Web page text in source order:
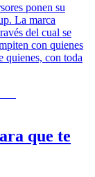
ponen su
La marca
del cual se
con quienes
quienes, con toda
que te